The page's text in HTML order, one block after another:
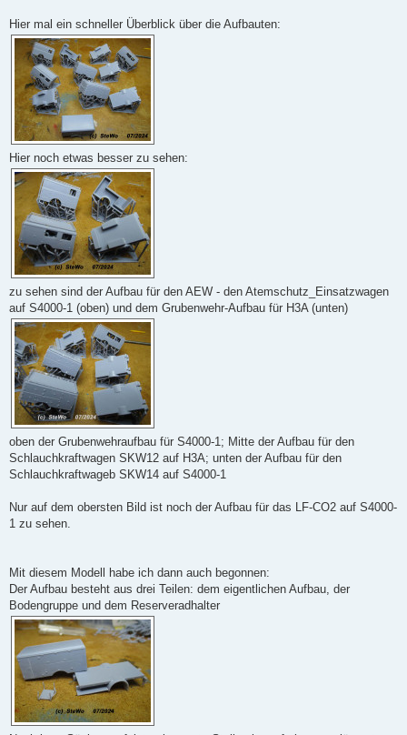
Hier mal ein schneller Überblick über die Aufbauten:
Hier noch etwas besser zu sehen:
zu sehen sind der Aufbau für den AEW - den Atemschutz_Einsatzwagen
auf S4000-1 (oben) und dem Grubenwehr-Aufbau für H3A (unten)
oben der Grubenwehraufbau für S4000-1; Mitte der Aufbau für den
Schlauchkraftwagen SKW12 auf H3A; unten der Aufbau für den
Schlauchkraftwageb SKW14 auf S4000-1
Nur auf dem obersten Bild ist noch der Aufbau für das LF-CO2 auf S4000-
1 zu sehen.
Mit diesem Modell habe ich dann auch begonnen:
Der Aufbau besteht aus drei Teilen: dem eigentlichen Aufbau, der
Bodengruppe und dem Reserveradhalter